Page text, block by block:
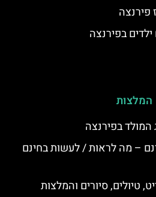
פירנצה
בפירנצה
המלצות
בפירנצה
– מה לראות / לעשות בחינם
טיולים, סיורים והמלצות